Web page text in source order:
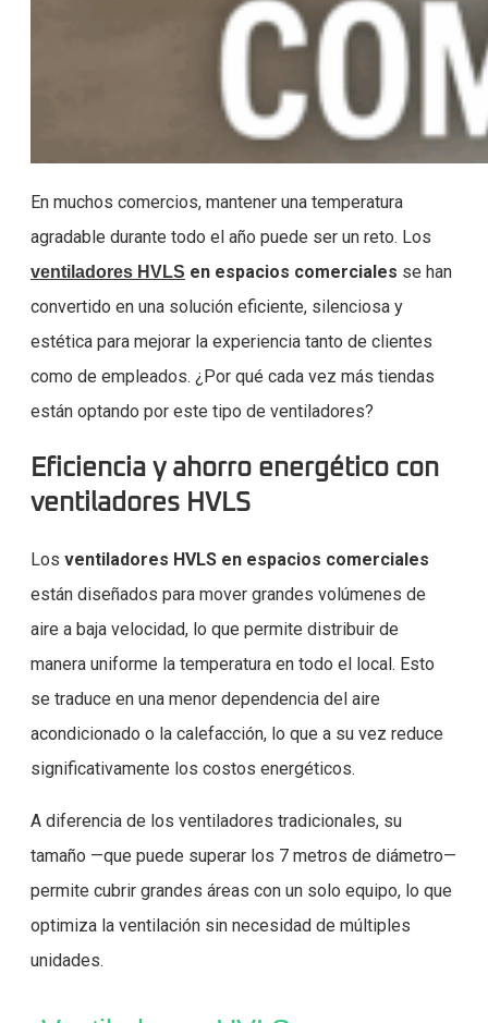
En muchos comercios, mantener una temperatura
agradable durante todo el año puede ser un reto. Los
ventiladores HVLS en espacios comerciales se han
convertido en una solución eficiente, silenciosa y
estética para mejorar la experiencia tanto de clientes
como de empleados. ¿Por qué cada vez más tiendas
están optando por este tipo de ventiladores?
Eficiencia y ahorro energético con
ventiladores HVLS
Los ventiladores HVLS en espacios comerciales
están diseñados para mover grandes volúmenes de
aire a baja velocidad, lo que permite distribuir de
manera uniforme la temperatura en todo el local. Esto
se traduce en una menor dependencia del aire
acondicionado o la calefacción, lo que a su vez reduce
significativamente los costos energéticos.
A diferencia de los ventiladores tradicionales, su
tamaño —que puede superar los 7 metros de diámetro—
permite cubrir grandes áreas con un solo equipo, lo que
optimiza la ventilación sin necesidad de múltiples
unidades.